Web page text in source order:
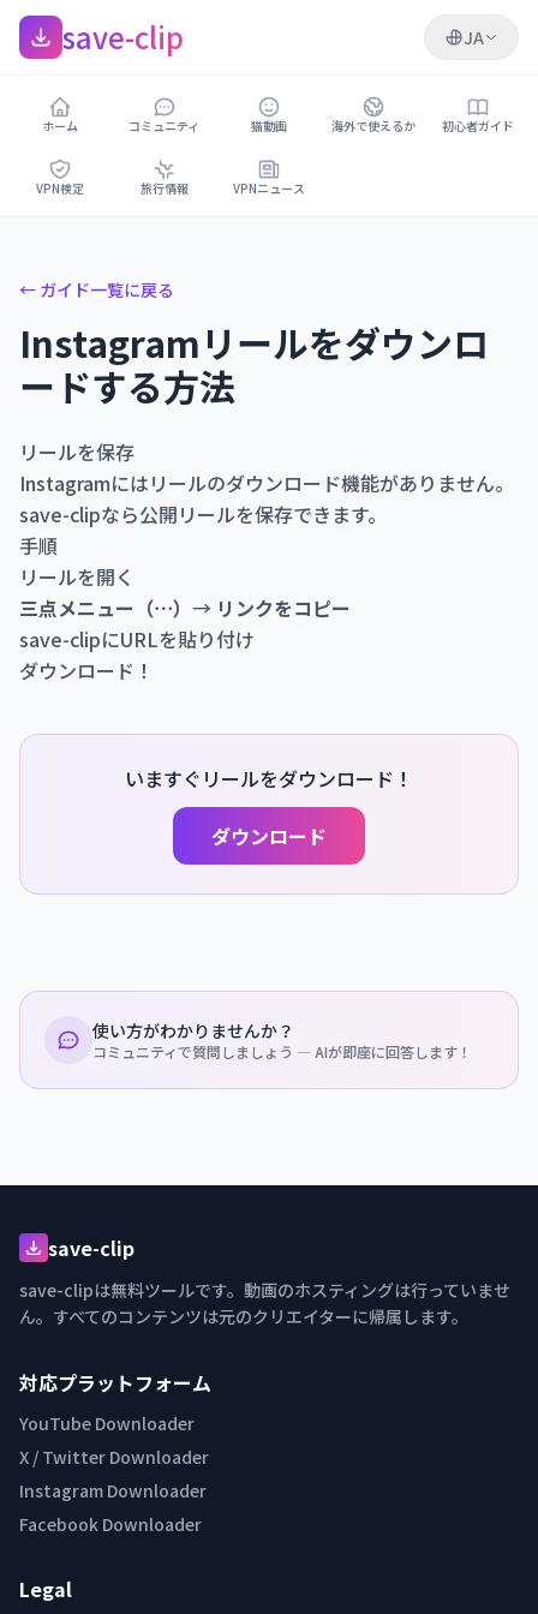
save-clip JA
ホーム コミュニティ 猫動画 海外で使えるか 初心者ガイド
VPN検定 旅行情報 VPNニュース
← ガイド一覧に戻る
Instagramリールをダウンロ
ードする方法
リールを保存
Instagramにはリールのダウンロード機能がありません。
save-clipなら公開リールを保存できます。
手順
リールを開く
三点メニュー（⋯） → リンクをコピー
save-clipにURLを貼り付け
ダウンロード！
いますぐリールをダウンロード！
ダウンロード
使い方がわかりませんか？
コミュニティで質問しましょう — AIが即座に回答します！
save-clip
save-clipは無料ツールです。動画のホスティングは行っていませ
ん。すべてのコンテンツは元のクリエイターに帰属します。
対応プラットフォーム
YouTube Downloader
X / Twitter Downloader
Instagram Downloader
Facebook Downloader
Legal